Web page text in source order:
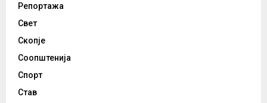
Репортажа
Свет
Скопје
Соопштенија
Спорт
Став